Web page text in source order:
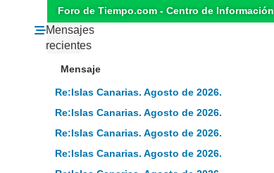
Foro de Tiempo.com - Centro de Información
Mensajes
recientes
Mensaje
Re:Islas Canarias. Agosto de 2026.
Re:Islas Canarias. Agosto de 2026.
Re:Islas Canarias. Agosto de 2026.
Re:Islas Canarias. Agosto de 2026.